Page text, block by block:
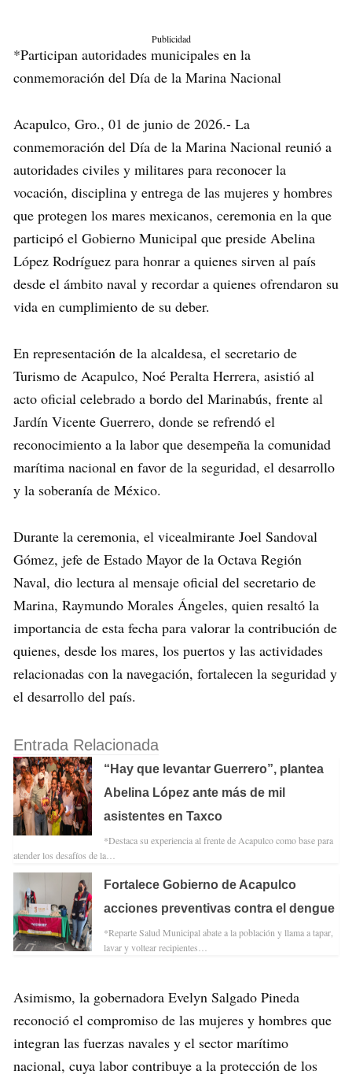
Publicidad
*Participan autoridades municipales en la
conmemoración del Día de la Marina Nacional
Acapulco, Gro., 01 de junio de 2026.- La
conmemoración del Día de la Marina Nacional reunió a
autoridades civiles y militares para reconocer la
vocación, disciplina y entrega de las mujeres y hombres
que protegen los mares mexicanos, ceremonia en la que
participó el Gobierno Municipal que preside Abelina
López Rodríguez para honrar a quienes sirven al país
desde el ámbito naval y recordar a quienes ofrendaron su
vida en cumplimiento de su deber.
En representación de la alcaldesa, el secretario de
Turismo de Acapulco, Noé Peralta Herrera, asistió al
acto oficial celebrado a bordo del Marinabús, frente al
Jardín Vicente Guerrero, donde se refrendó el
reconocimiento a la labor que desempeña la comunidad
marítima nacional en favor de la seguridad, el desarrollo
y la soberanía de México.
Durante la ceremonia, el vicealmirante Joel Sandoval
Gómez, jefe de Estado Mayor de la Octava Región
Naval, dio lectura al mensaje oficial del secretario de
Marina, Raymundo Morales Ángeles, quien resaltó la
importancia de esta fecha para valorar la contribución de
quienes, desde los mares, los puertos y las actividades
relacionadas con la navegación, fortalecen la seguridad y
el desarrollo del país.
Entrada Relacionada
“Hay que levantar Guerrero”, plantea
Abelina López ante más de mil
asistentes en Taxco
*Destaca su experiencia al frente de Acapulco como base para
atender los desafíos de la…
Fortalece Gobierno de Acapulco
acciones preventivas contra el dengue
*Reparte Salud Municipal abate a la población y llama a tapar,
lavar y voltear recipientes…
Asimismo, la gobernadora Evelyn Salgado Pineda
reconoció el compromiso de las mujeres y hombres que
integran las fuerzas navales y el sector marítimo
nacional, cuya labor contribuye a la protección de los